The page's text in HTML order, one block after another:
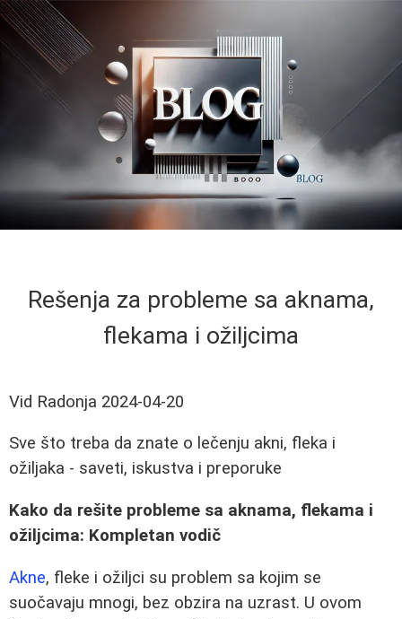
Rešenja za probleme sa aknama,
flekama i ožiljcima
Vid Radonja 2024-04-20
Sve što treba da znate o lečenju akni, fleka i
ožiljaka - saveti, iskustva i preporuke
Kako da rešite probleme sa aknama, flekama i
ožiljcima: Kompletan vodič
Akne, fleke i ožiljci su problem sa kojim se
suočavaju mnogi, bez obzira na uzrast. U ovom